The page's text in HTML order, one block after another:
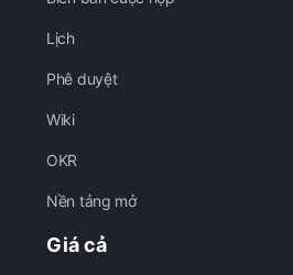
Lịch
Phê duyệt
Wiki
OKR
Nền tảng mở
Giá cả